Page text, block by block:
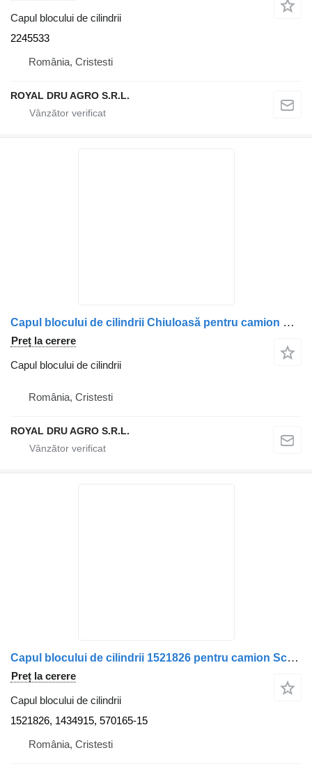
Capul blocului de cilindrii
2245533
România, Cristesti
ROYAL DRU AGRO S.R.L.
Capul blocului de cilindrii Chiuloasă pentru camion Scania 1521826 1434915 570165-12
Preț la cerere
Capul blocului de cilindrii
România, Cristesti
ROYAL DRU AGRO S.R.L.
Capul blocului de cilindrii 1521826 pentru camion Scania
Preț la cerere
Capul blocului de cilindrii
1521826, 1434915, 570165-15
România, Cristesti